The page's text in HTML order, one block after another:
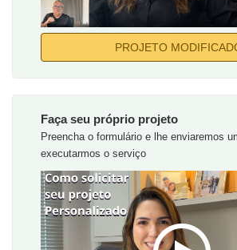
PROJETO
Faça seu próprio projeto
Preencha o formulário e lhe enviaremos
executarmos o serviço